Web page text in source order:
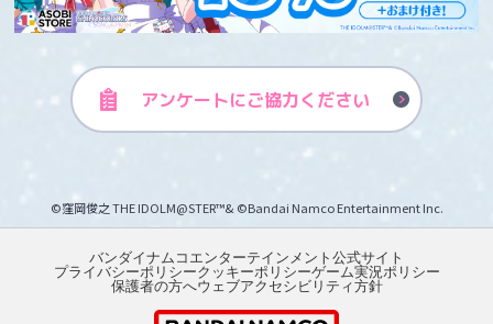
アンケートにご協力ください
©窪岡俊之 THE IDOLM@STER™& ©Bandai Namco Entertainment Inc.
バンダイナムコエンターテインメント公式サイト
プライバシーポリシークッキーポリシーゲーム実況ポリシー
保護者の方へウェブアクセシビリティ方針